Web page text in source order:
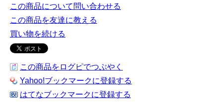
この商品について問い合わせる
この商品を友達に教える
買い物を続ける
この商品をログピでつぶやく
Yahoo!ブックマークに登録する
はてなブックマークに登録する